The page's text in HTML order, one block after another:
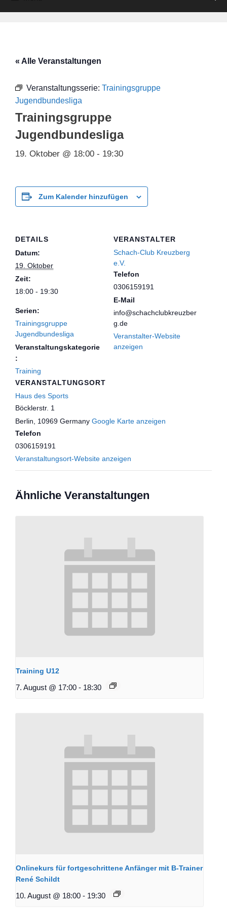
« Alle Veranstaltungen
Veranstaltungsserie: Trainingsgruppe
Jugendbundesliga
Trainingsgruppe
Jugendbundesliga
19. Oktober @ 18:00 - 19:30
Zum Kalender hinzufügen
DETAILS
Datum:
19. Oktober
Zeit:
18:00 - 19:30
Serien:
Trainingsgruppe
Jugendbundesliga
Veranstaltungskategorie
:
Training
VERANSTALTUNGSORT
Haus des Sports
Böcklerstr. 1
Berlin
10969 Germany Google Karte anzeigen
Telefon
0306159191
Veranstaltungsort-Website anzeigen
VERANSTALTER
Schach-Club Kreuzberg
e.V.
Telefon
0306159191
E-Mail
info@schachclubkreuzber
g.de
Veranstalter-Website
anzeigen
Ähnliche Veranstaltungen
Training U12
7. August @ 17:00 - 18:30
Onlinekurs für fortgeschrittene Anfänger mit B-Trainer
René Schildt
10. August @ 18:00 - 19:30